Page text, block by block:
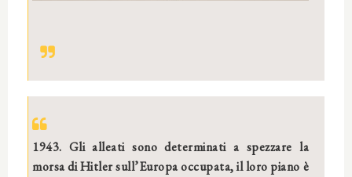
1943. Gli alleati sono determinati a spezzare la
morsa di Hitler sull’Europa occupata, il loro piano è